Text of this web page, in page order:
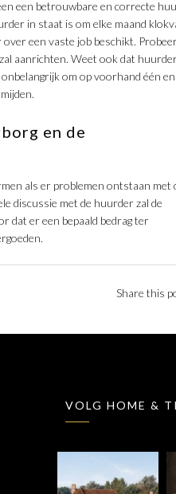
een betrouwbare en correcte
in staat is om elke maand
een vaste job beschikt.
aanrichten. Weet ook dat
om op voorhand één en
en de
als er problemen ontstaan met
discussie met de huurder zal de
dat er een bepaald bedrag ter
Share this
VOLG HOME &